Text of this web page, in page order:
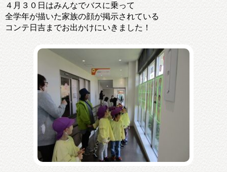
４月３０日はみんなでバスに乗って
全学年が描いた家族の顔が掲示されている
コンテ日吉までお出かけにいきました！